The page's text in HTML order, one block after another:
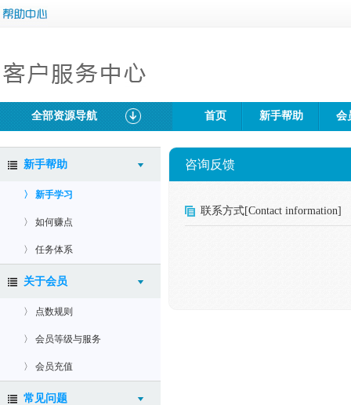
全部资源导航 首页 新手帮助 会
新手帮助
〉 新手学习
〉 如何赚点
〉 任务体系
关于会员
〉 点数规则
〉 会员等级与服务
〉 会员充值
常见问题
咨询反馈
联系方式[Contact information]